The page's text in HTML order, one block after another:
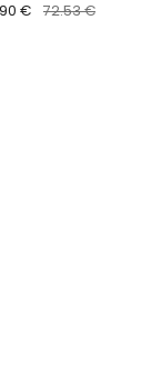
€ 72.53 €